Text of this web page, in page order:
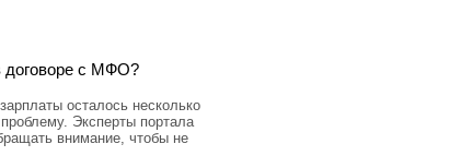
договоре с МФО?
осталось несколько
Эксперты портала
внимание, чтобы не